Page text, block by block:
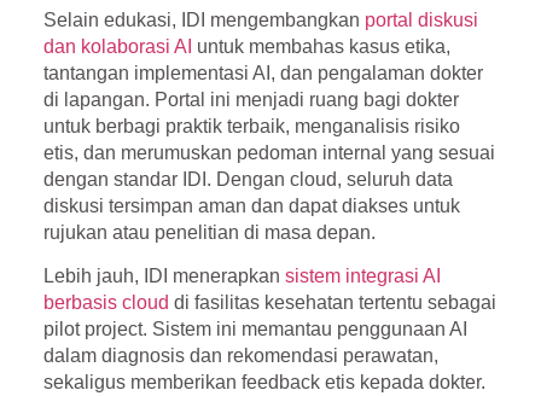
Selain edukasi, IDI mengembangkan portal diskusi
dan kolaborasi AI untuk membahas kasus etika,
tantangan implementasi AI, dan pengalaman dokter
di lapangan. Portal ini menjadi ruang bagi dokter
untuk berbagi praktik terbaik, menganalisis risiko
etis, dan merumuskan pedoman internal yang sesuai
dengan standar IDI. Dengan cloud, seluruh data
diskusi tersimpan aman dan dapat diakses untuk
rujukan atau penelitian di masa depan.
Lebih jauh, IDI menerapkan sistem integrasi AI
berbasis cloud di fasilitas kesehatan tertentu sebagai
pilot project. Sistem ini memantau penggunaan AI
dalam diagnosis dan rekomendasi perawatan,
sekaligus memberikan feedback etis kepada dokter.